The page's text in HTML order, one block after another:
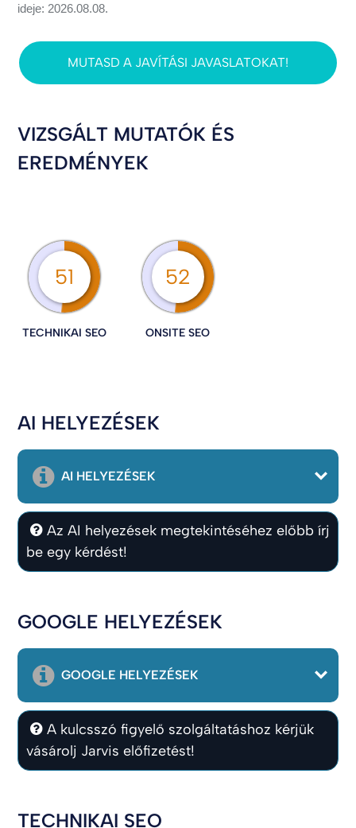
ideje: 2026.08.08.
MUTASD A JAVÍTÁSI JAVASLATOKAT!
VIZSGÁLT MUTATÓK ÉS
EREDMÉNYEK
51
TECHNIKAI SEO
52
ONSITE SEO
AI HELYEZÉSEK
AI HELYEZÉSEK
Az AI helyezések megtekintéséhez előbb írj
be egy kérdést!
GOOGLE HELYEZÉSEK
GOOGLE HELYEZÉSEK
A kulcsszó figyelő szolgáltatáshoz kérjük
vásárolj Jarvis előfizetést!
TECHNIKAI SEO